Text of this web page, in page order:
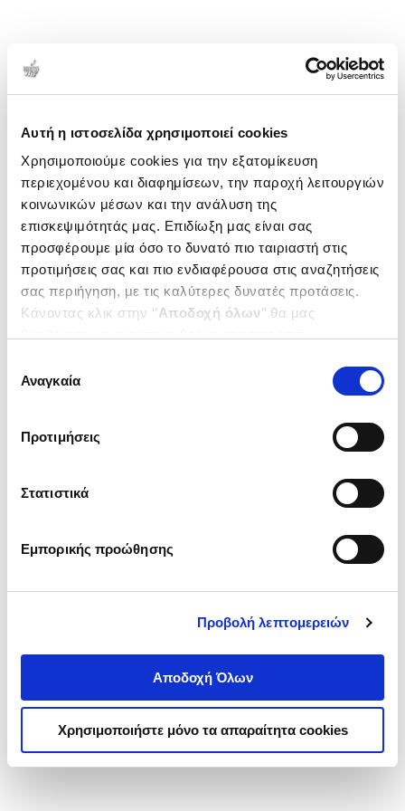
Αυτή η ιστοσελίδα χρησιμοποιεί cookies
Χρησιμοποιούμε cookies για την εξατομίκευση
περιεχομένου και διαφημίσεων, την παροχή λειτουργιών
κοινωνικών μέσων και την ανάλυση της
επισκεψιμότητάς μας. Επιδίωξη μας είναι σας
προσφέρουμε μία όσο το δυνατό πιο ταιριαστή στις
προτιμήσεις σας και πιο ενδιαφέρουσα στις αναζητήσεις
σας περιήγηση, με τις καλύτερες δυνατές προτάσεις.
Κάνοντας κλικ στην ‘’Αποδοχή όλων’’ θα μας
ενδιαφέρουν και να επιλέξετε από τα παρακάτω με την
΄΄και να ενημερωθείτε σχετικά με
συγκατάθεσης
Αναγκαία
Προτιμήσεις
Στατιστικά
Εμπορικής προώθησης
Προβολή λεπτομερειών
Αποδοχή Όλων
Χρησιμοποιήστε μόνο τα απαραίτητα cookies